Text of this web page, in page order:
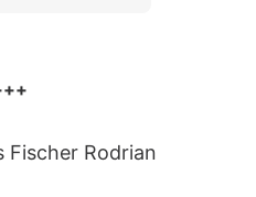
Fischer Rodrian